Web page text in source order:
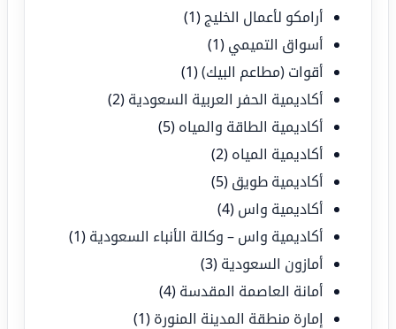
أرامكو لأعمال الخليج (1)
أسواق التميمي (1)
أقوات (مطاعم البيك)(1)
أكاديمية الحفر العربية السعودية (2)
أكاديمية الطاقة والمياه (5)
أكاديمية المياه (2)
أكاديمية طويق (5)
أكاديمية واس (4)
أكاديمية واس – وكالة الأنباء السعودية (1)
أمازون السعودية (3)
أمانة العاصمة المقدسة (4)
إمارة منطقة المدينة المنورة (1)